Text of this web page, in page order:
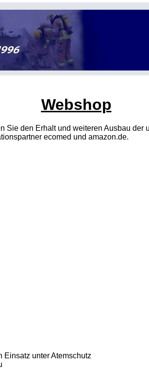
Webshop
Sie den Erhalt und weiteren Ausbau
ecomed und amazon.de.
Einsatz unter Atemschutz